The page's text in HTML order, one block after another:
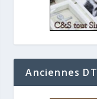
Anciennes DT